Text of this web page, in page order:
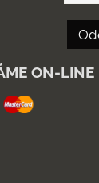
ON-LINE